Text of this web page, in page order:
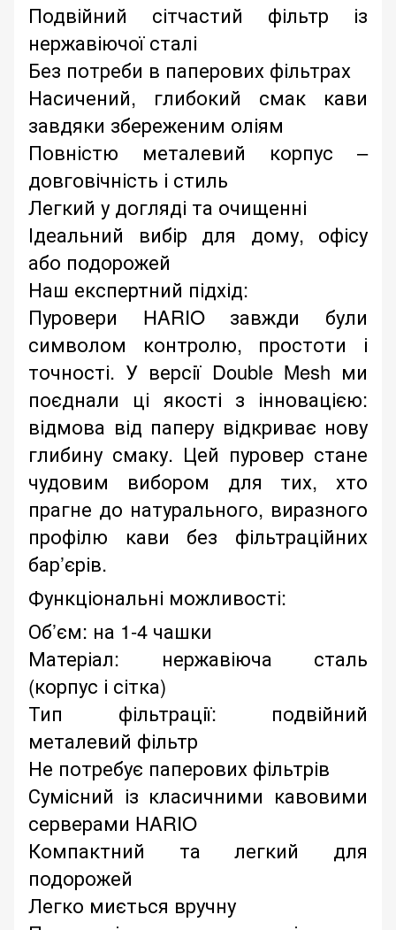
Подвійний сітчастий фільтр із
нержавіючої сталі
Без потреби в паперових фільтрах
Насичений, глибокий смак кави
завдяки збереженим оліям
Повністю металевий корпус –
довговічність і стиль
Легкий у догляді та очищенні
Ідеальний вибір для дому, офісу
або подорожей
Наш експертний підхід:
Пуровери HARIO завжди були
символом контролю, простоти і
точності. У версії Double Mesh ми
поєднали ці якості з інновацією:
відмова від паперу відкриває нову
глибину смаку. Цей пуровер стане
чудовим вибором для тих, хто
прагне до натурального, виразного
профілю кави без фільтраційних
бар’єрів.
Функціональні можливості:
Об’єм: на 1-4 чашки
Матеріал: нержавіюча сталь
(корпус і сітка)
Тип фільтрації: подвійний
металевий фільтр
Не потребує паперових фільтрів
Сумісний із класичними кавовими
серверами HARIO
Компактний та легкий для
подорожей
Легко миється вручну